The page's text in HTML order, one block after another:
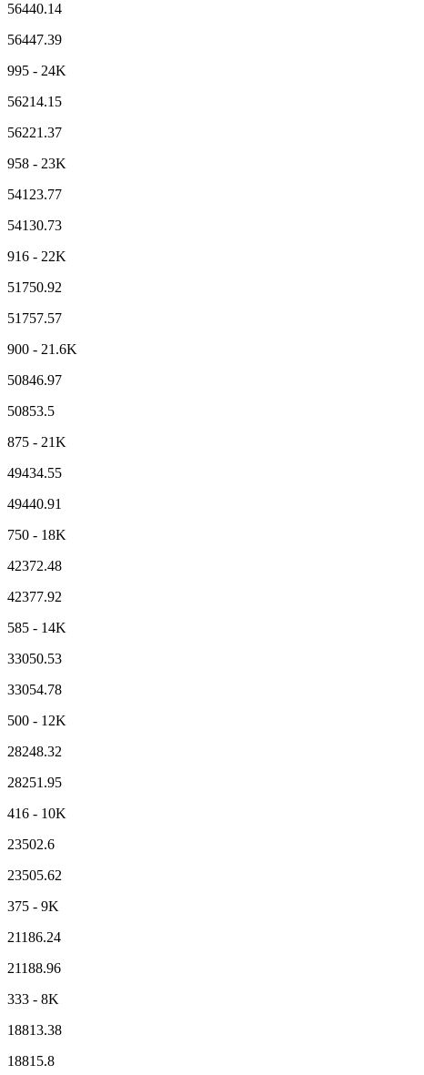
56440.14
56447.39
995 - 24K
56214.15
56221.37
958 - 23K
54123.77
54130.73
916 - 22K
51750.92
51757.57
900 - 21.6K
50846.97
50853.5
875 - 21K
49434.55
49440.91
750 - 18K
42372.48
42377.92
585 - 14K
33050.53
33054.78
500 - 12K
28248.32
28251.95
416 - 10K
23502.6
23505.62
375 - 9K
21186.24
21188.96
333 - 8K
18813.38
18815.8